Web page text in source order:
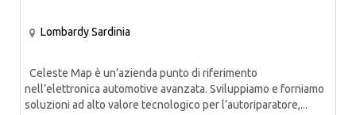
LombardySardinia
Celeste Map è un’azienda punto di riferimento
nell’elettronica automotive avanzata. Sviluppiamo e forniamo
soluzioni ad alto valore tecnologico per l’autoriparatore,...